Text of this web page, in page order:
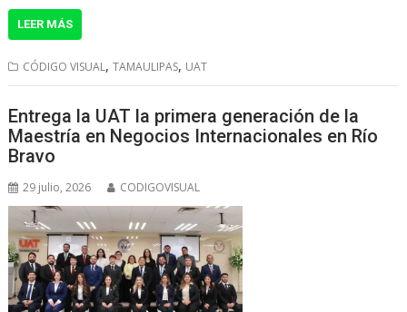
a
t
s
A
p
p
e
b
o
k
s
e
n
e
r
e
g
r
m
t
LEER MÁS
CÓDIGO VISUAL,TAMAULIPAS, UAT
Entrega la UAT la primera generación de la
Maestría en Negocios Internacionales en Río
Bravo
29 julio, 2026 CODIGOVISUAL